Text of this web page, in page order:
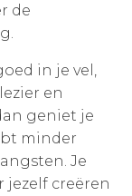
de
in je vel,
en
geniet je
minder
Je
jezelf creëren